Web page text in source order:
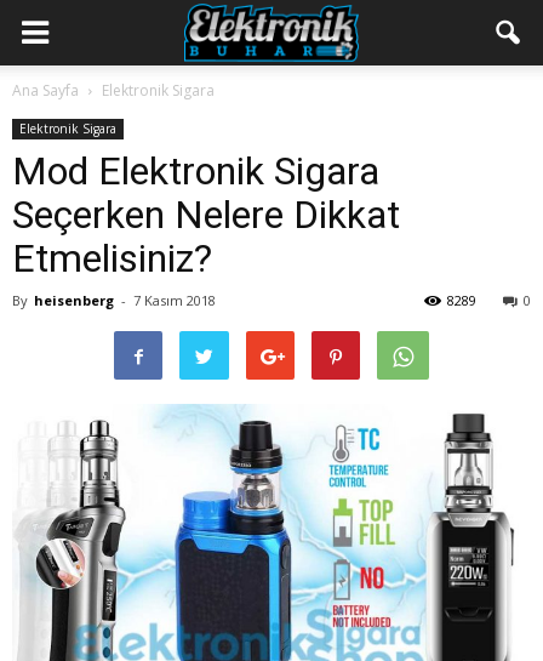
Ana Sayfa Elektronik Sigara
Elektronik Sigara
Mod Elektronik Sigara
Seçerken Nelere Dikkat
Etmelisiniz?
By heisenberg - 7 Kasım 2018 0
8289